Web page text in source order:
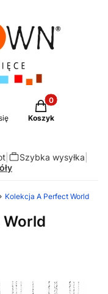
Produkty w
Koszyk
| Szybka wysyłka
Kolekcja A Perfect World
World